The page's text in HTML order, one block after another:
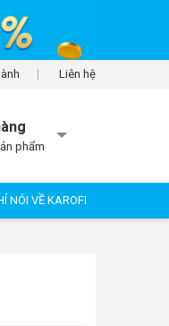
Liên hệ
phẩm
NÓI VỀ KAROFI